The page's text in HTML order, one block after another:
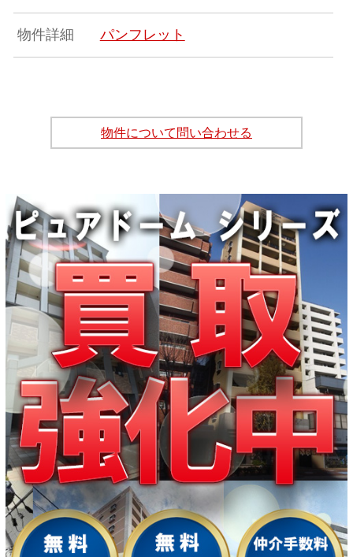
物件詳細 パンフレット
物件について問い合わせる